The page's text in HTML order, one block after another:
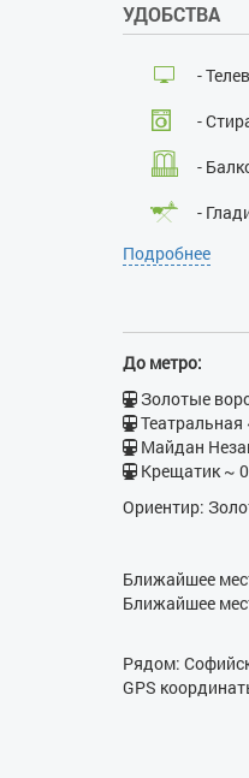
УДОБСТВА
-
-
-
-
-
Подробнее
До метро:
Золотые
Майдан
Крещатик ~
Ориентир:
Ближайшее
Ближайшее
Рядом:
GPS